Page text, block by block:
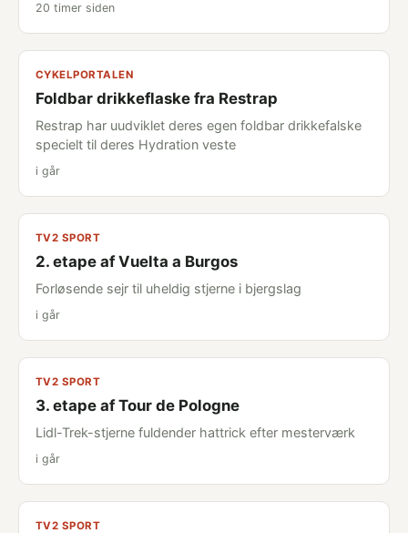
20 timer siden
CYKELPORTALEN
Foldbar drikkeflaske fra Restrap
Restrap har uudviklet deres egen foldbar drikkefalske
specielt til deres Hydration veste
i går
TV2 SPORT
2. etape af Vuelta a Burgos
Forløsende sejr til uheldig stjerne i bjergslag
i går
TV2 SPORT
3. etape af Tour de Pologne
Lidl-Trek-stjerne fuldender hattrick efter mesterværk
i går
TV2 SPORT